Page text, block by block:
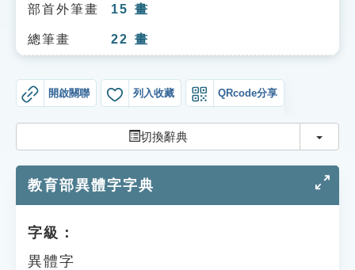
知識索引
單字索引
貓頭鷹博士
部首外筆畫 15 畫
總筆畫 22 畫
開啟關聯 列入收藏 QRcode分享
切換辭典 切換
教育部異體字字典
字級：
異體字